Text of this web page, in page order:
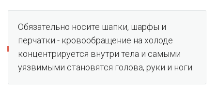
Обязательно носите шапки, шарфы и
перчатки - кровообращение на холоде
концентрируется внутри тела и самыми
уязвимыми становятся голова, руки и ноги.